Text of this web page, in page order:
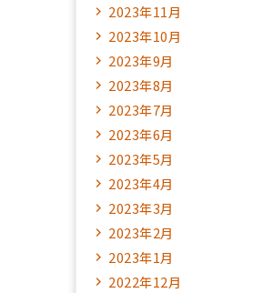
2023年11月
2023年10月
2023年9月
2023年8月
2023年7月
2023年6月
2023年5月
2023年4月
2023年3月
2023年2月
2023年1月
2022年12月